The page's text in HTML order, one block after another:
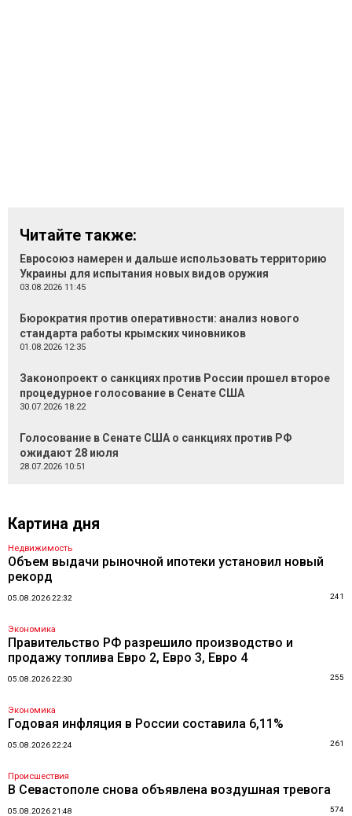
Читайте также:
Евросоюз намерен и дальше использовать территорию
Украины для испытания новых видов оружия
03.08.2026 11:45
Бюрократия против оперативности: анализ нового
стандарта работы крымских чиновников
01.08.2026 12:35
Законопроект о санкциях против России прошел второе
процедурное голосование в Сенате США
30.07.2026 18:22
Голосование в Сенате США о санкциях против РФ
ожидают 28 июля
28.07.2026 10:51
Картина дня
Недвижимость
Объем выдачи рыночной ипотеки установил новый
рекорд
05.08.2026 22:32 241
Экономика
Правительство РФ разрешило производство и
продажу топлива Евро 2, Евро 3, Евро 4
05.08.2026 22:30 255
Экономика
Годовая инфляция в России составила 6,11%
05.08.2026 22:24 261
Происшествия
В Севастополе снова объявлена воздушная тревога
05.08.2026 21:48 574